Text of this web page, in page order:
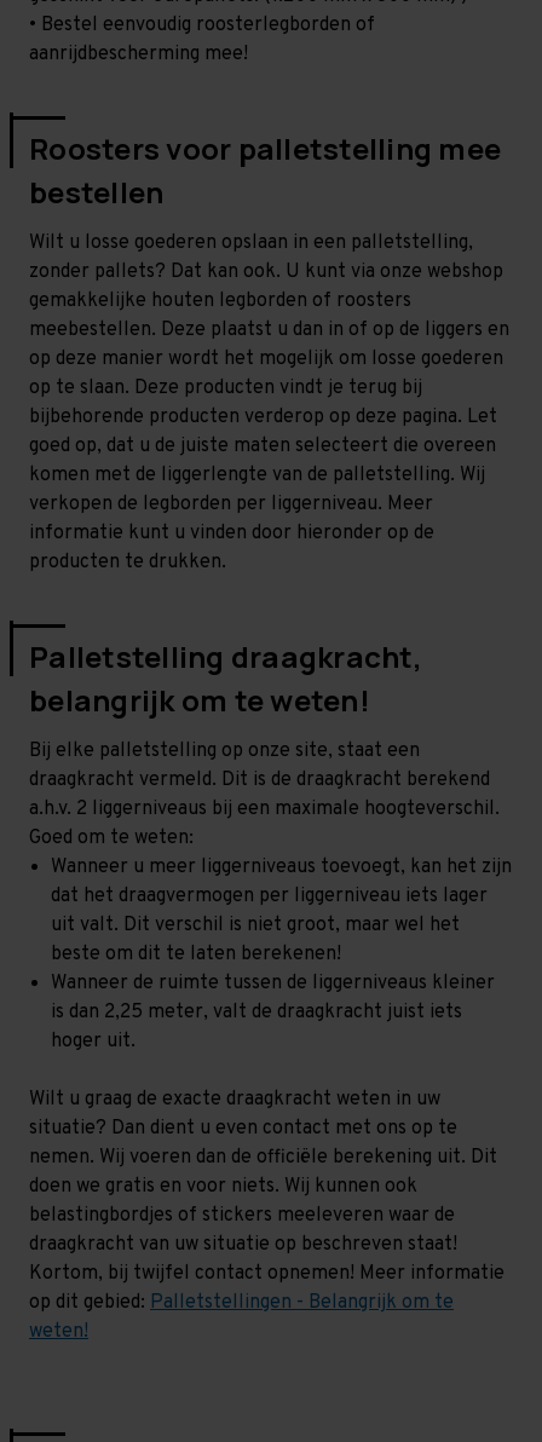
• Bestel eenvoudig roosterlegborden of
aanrijdbescherming mee!
Roosters voor palletstelling mee
bestellen
Wilt u losse goederen opslaan in een palletstelling,
zonder pallets? Dat kan ook. U kunt via onze webshop
gemakkelijke houten legborden of roosters
meebestellen. Deze plaatst u dan in of op de liggers en
op deze manier wordt het mogelijk om losse goederen
op te slaan. Deze producten vindt je terug bij
bijbehorende producten verderop op deze pagina. Let
goed op, dat u de juiste maten selecteert die overeen
komen met de liggerlengte van de palletstelling. Wij
verkopen de legborden per liggerniveau. Meer
informatie kunt u vinden door hieronder op de
producten te drukken.
Palletstelling draagkracht,
belangrijk om te weten!
Bij elke palletstelling op onze site, staat een
draagkracht vermeld. Dit is de draagkracht berekend
a.h.v. 2 liggerniveaus bij een maximale hoogteverschil.
Goed om te weten:
Wanneer u meer liggerniveaus toevoegt, kan het zijn
dat het draagvermogen per liggerniveau iets lager
uit valt. Dit verschil is niet groot, maar wel het
beste om dit te laten berekenen!
Wanneer de ruimte tussen de liggerniveaus kleiner
is dan 2,25 meter, valt de draagkracht juist iets
hoger uit.
Wilt u graag de exacte draagkracht weten in uw
situatie? Dan dient u even contact met ons op te
nemen. Wij voeren dan de officiële berekening uit. Dit
doen we gratis en voor niets. Wij kunnen ook
belastingbordjes of stickers meeleveren waar de
draagkracht van uw situatie op beschreven staat!
Kortom, bij twijfel contact opnemen! Meer informatie
op dit gebied: Palletstellingen - Belangrijk om te
weten!